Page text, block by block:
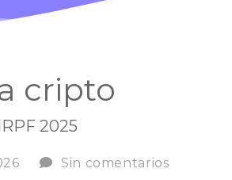
cripto
2025
Sin comentarios